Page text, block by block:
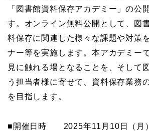
「図書館資料保存アカデミー」の公
す。オンライン無料公開として、図
料保存に関連した様々な課題や対策
ナー等を実施します。本アカデミー
見に触れる場となることを、そして
う担当者様に寄せて、資料保存業務
を目指します。
■開催日時 2025年11月10日（月